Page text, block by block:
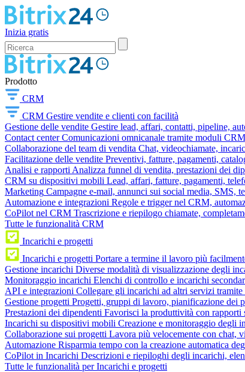
Inizia gratis
Prodotto
CRM
CRM Gestire vendite e clienti con facilità
Gestione delle vendite Gestire lead, affari, contatti, pipeline,
Contact center Comunicazioni omnicanale tramite moduli
Collaborazione del team di vendita Chat, videochiamate,
Facilitazione delle vendite Preventivi, fatture, pagamenti,
Analisi e rapporti Analizza funnel di vendita, prestazioni dei
CRM su dispositivi mobili Lead, affari, fatture, pagamenti,
Marketing Campagne e-mail, annunci sui social media, SMS,
Automazione e integrazioni Regole e trigger nel CRM,
CoPilot nel CRM Trascrizione e riepilogo chiamate,
Tutte le funzionalità CRM
Incarichi e progetti
Incarichi e progetti Portare a termine il lavoro più
Gestione incarichi Diverse modalità di visualizzazione degli
Monitoraggio incarichi Elenchi di controllo e incarichi
API e integrazioni Collegare gli incarichi ad altri servizi
Gestione progetti Progetti, gruppi di lavoro, pianificazione dei
Prestazioni dei dipendenti Favorisci la produttività con
Incarichi su dispositivi mobili Creazione e monitoraggio degli
Collaborazione sui progetti Lavora più velocemente con chat,
Automazione Risparmia tempo con la creazione automatica
CoPilot in Incarichi Descrizioni e riepiloghi degli incarichi,
Tutte le funzionalità per Incarichi e progetti